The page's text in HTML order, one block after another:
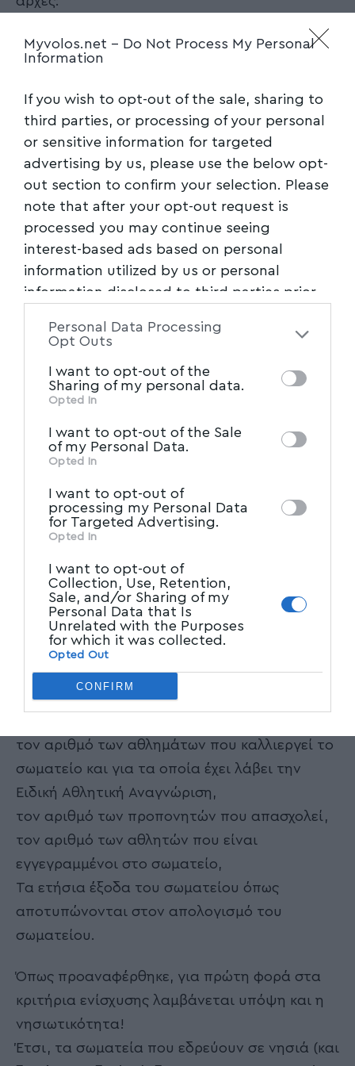
Myvolos.net - Do Not Process My Personal
Information
If you wish to opt-out of the sale, sharing to
third parties, or processing of your personal
or sensitive information for targeted
advertising by us, please use the below opt-
out section to confirm your selection. Please
note that after your opt-out request is
processed you may continue seeing
interest-based ads based on personal
information utilized by us or personal
information disclosed to third parties prior
of the further disclosure of your personal
of downstream participants. This
information may also be disclosed by us to
Participantsthat may further disclose it to
other third parties.
Personal Data Processing
Opt Outs
I want to opt-out of the
Sharing of my personal data.
Opted In
I want to opt-out of the Sale
of my Personal Data.
Opted In
I want to opt-out of
processing my Personal Data
for Targeted Advertising.
Opted In
I want to opt-out of
Collection, Use, Retention,
Sale, and/or Sharing of my
Personal Data that Is
Unrelated with the Purposes
for which it was collected.
Opted Out
CONFIRM
8,5% σε Α΄ Εθνική Ποδοσφαίρου Γυναικών
3% σε Β΄ Εθνική Ποδοσφαίρου Γυναικών
5% σε Α2 Μπάσκετ Ανδρών
9% σε Α1 Μπάσκετ Γυναικών
4% σε Α2 Μπάσκετ Γυναικών
9% σε Α1 Βόλεϊ Γυναικών
2% σε Α2 Βόλεϊ Γυναικών
3% σε Α2 Βόλεϊ Ανδρών
12% σε Α1 Πόλο Ανδρών
2% σε Α2 Πόλο Ανδρών
8,5% σε Α1 Πόλο Γυναικών
1,5% σε Α2 Πόλο Γυναικών
9,5% σε Α1 Χάντμπολ Ανδρών
2,5% σε Α2 Χάντμπολ Ανδρών
6% σε Α1 Χάντμπολ Γυναικών
1,5% σε Α2 Χάντμπολ Γυναικών
1,5% σε Α΄ Εθνική Ποδοσφαίρου Σάλας Ανδρών
0,5% σε Β΄ Εθνική Ποδοσφαίρου Σάλας
Ανδρών
0,5% σε Α΄ Εθνική Ποδοσφαίρου Σάλας
Γυναικών
9% σε Γ΄ Εθνική Ποδοσφαίρου Ανδρών
1% σε Α1 Μπάσκετ με Αμαξίδιο
0,5% σε Α2 Μπάσκετ με Αμαξίδιο
39% στα 6.533 ερασιτεχνικά σωματεία,
λαμβάνοντας υπόψη τα στοιχεία από το
Ηλεκτρονικό Μητρώο Ερασιτεχνικών
Σωματείων για:
τον αριθμό των αθλημάτων που καλλιεργεί το
σωματείο και για τα οποία έχει λάβει την
Ειδική Αθλητική Αναγνώριση,
τον αριθμό των προπονητών που απασχολεί,
τον αριθμό των αθλητών που είναι
εγγεγραμμένοι στο σωματείο,
Τα ετήσια έξοδα του σωματείου όπως
αποτυπώνονται στον απολογισμό του
σωματείου.
Όπως προαναφέρθηκε, για πρώτη φορά στα
κριτήρια ενίσχυσης λαμβάνεται υπόψη και η
νησιωτικότητα!
Έτσι, τα σωματεία που εδρεύουν σε νησιά (και